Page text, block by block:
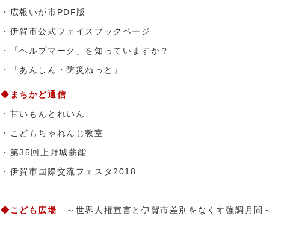
・広報いが市PDF版
・伊賀市公式フェイスブックページ
・「ヘルプマーク」を知っていますか？
・「あんしん・防災ねっと」
◆まちかど通信
・甘いもんとれいん
・こどもちゃれんじ教室
・第35回上野城薪能
・伊賀市国際交流フェスタ2018
◆こども広場 ～世界人権宣言と伊賀市差別をなくす強調月間～